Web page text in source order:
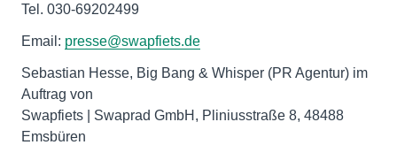
Tel. 030-69202499
Email: presse@swapfiets.de
Sebastian Hesse, Big Bang & Whisper (PR Agentur) im
Auftrag von
Swapfiets | Swaprad GmbH, Pliniusstraße 8, 48488
Emsbüren